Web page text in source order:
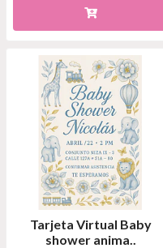
Tarjeta Virtual Baby
shower anima..